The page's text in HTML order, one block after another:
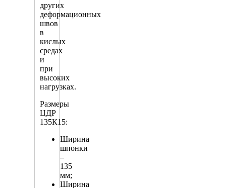
других
деформационных
швов
в
кислых
средах
и
при
высоких
нагрузках.
Размеры
ЦДР
135К15:
Ширина
шпонки
–
135
мм;
Ширина